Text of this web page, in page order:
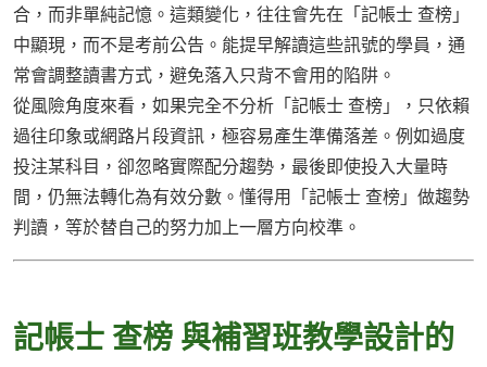
合，而非單純記憶。這類變化，往往會先在「記帳士 查榜」
中顯現，而不是考前公告。能提早解讀這些訊號的學員，通
常會調整讀書方式，避免落入只背不會用的陷阱。
從風險角度來看，如果完全不分析「記帳士 查榜」，只依賴
過往印象或網路片段資訊，極容易產生準備落差。例如過度
投注某科目，卻忽略實際配分趨勢，最後即使投入大量時
間，仍無法轉化為有效分數。懂得用「記帳士 查榜」做趨勢
判讀，等於替自己的努力加上一層方向校準。
記帳士 查榜 與補習班教學設計的